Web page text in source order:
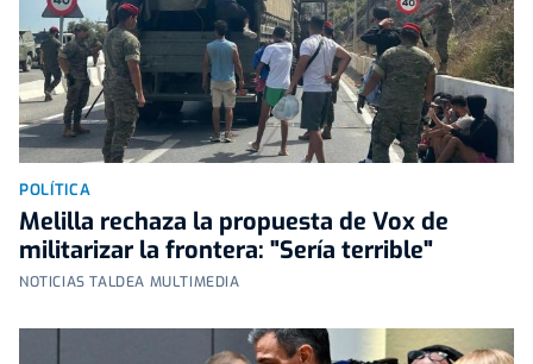
POLÍTICA
Melilla rechaza la propuesta de Vox de
militarizar la frontera: "Sería terrible"
NOTICIAS TALDEA MULTIMEDIA